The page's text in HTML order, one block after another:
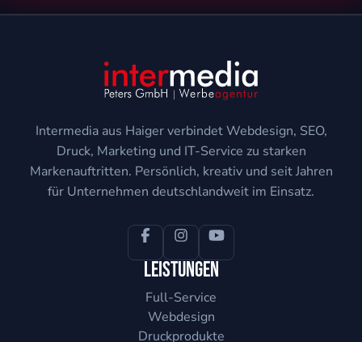
Intermedia aus Haiger verbindet Webdesign, SEO,
Druck, Marketing und IT-Service zu starken
Markenauftritten. Persönlich, kreativ und seit Jahren
für Unternehmen deutschlandweit im Einsatz.
Leistungen
Full-Service
Webdesign
Druckprodukte